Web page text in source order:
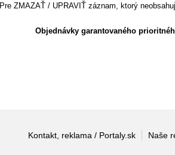
Pre ZMAZAŤ / UPRAVIŤ záznam, ktorý
Objednávky garantovaného
Kontakt, reklama / Portaly.sk Naše